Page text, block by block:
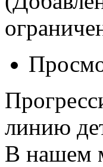
линию
В нашем